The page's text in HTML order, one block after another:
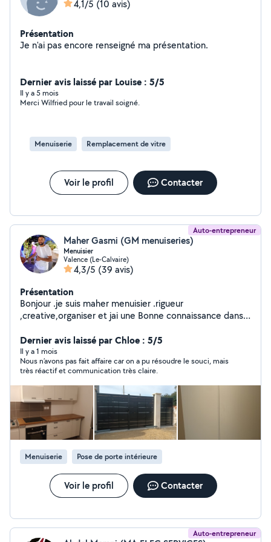
4,1/5 (10 avis)
Présentation
Je n'ai pas encore renseigné ma présentation.
Dernier avis laissé par Louise : 5/5
Il y a 5 mois
Merci Wilfried pour le travail soigné.
Menuiserie Remplacement de vitre
Voir le profil Contacter
Auto-entrepreneur
Maher Gasmi (GM menuiseries)
Menuisier
Valence (Le-Calvaire)
4,3/5 (39 avis)
Présentation
Bonjour .je suis maher menuisier .rigueur
,creative,organiser et jai une Bonne connaissance dans
Dernier avis laissé par Chloe : 5/5
Il y a 1 mois
Nous n’avons pas fait affaire car on a pu résoudre le souci, mais
très réactif et communication très claire.
Menuiserie Pose de porte intérieure
Voir le profil Contacter
Auto-entrepreneur